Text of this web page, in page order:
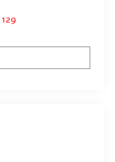
129